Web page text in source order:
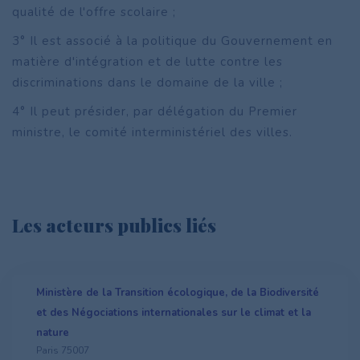
qualité de l'offre scolaire ;
3° Il est associé à la politique du Gouvernement en
matière d'intégration et de lutte contre les
discriminations dans le domaine de la ville ;
4° Il peut présider, par délégation du Premier
ministre, le comité interministériel des villes.
Les acteurs publics liés
Ministère de la Transition écologique, de la Biodiversité
et des Négociations internationales sur le climat et la
nature
Paris 75007